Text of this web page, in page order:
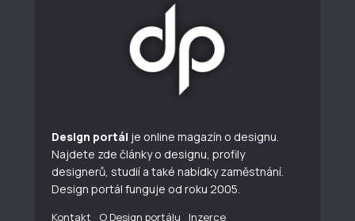
Design portál je online magazín o designu.
Najdete zde články o designu, profily
designerů, studií a také nabídky zaměstnání.
Design portál funguje od roku 2005.
Kontakt O Design portálu Inzerce